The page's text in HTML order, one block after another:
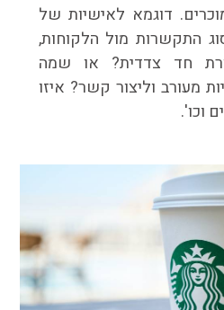
דוגמא לאישיות של
התקשרות מול הלקוחות,
חד צדדית? או שמה
מעורב וליצור קשר? איזו
וכו'.